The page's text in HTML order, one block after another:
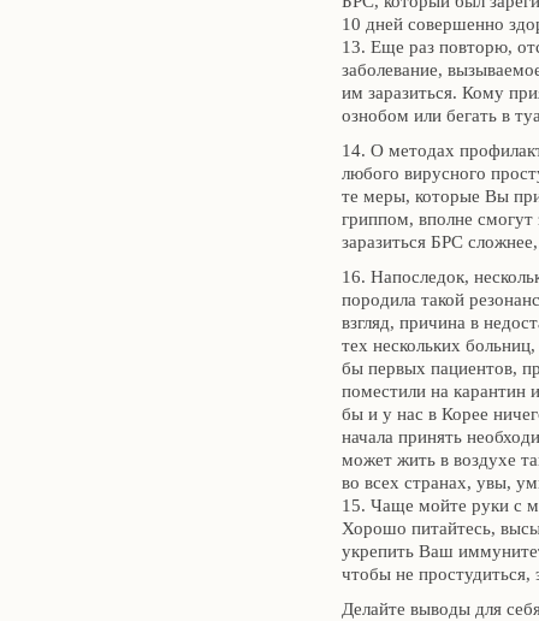
10 дней совершенно
13. Еще раз повторю,
заболевание,
им заразиться. Кому
ознобом или бегать в
14. О методах
любого вирусного
те меры, которые Вы
гриппом, вполне
заразиться БРС
16. Напоследок,
породила такой
взгляд, причина в
тех нескольких
бы первых пациентов,
поместили на карантин
бы и у нас в Корее
начала принять
может жить в воздухе
во всех странах, увы,
15. Чаще мойте руки с
Хорошо питайтесь,
укрепить Ваш
чтобы не
Делайте выводы для